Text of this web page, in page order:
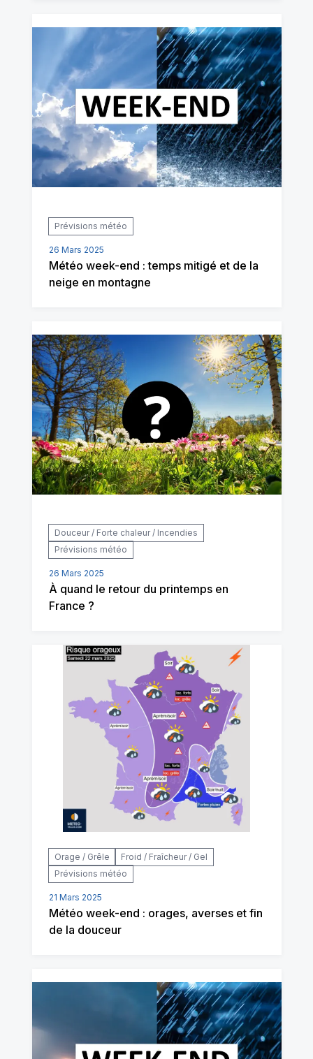
Prévisions météo
26 Mars 2025
Météo week-end : temps mitigé et de la
neige en montagne
Douceur / Forte chaleur / Incendies
Prévisions météo
26 Mars 2025
À quand le retour du printemps en
France ?
Orage / Grêle
Froid / Fraîcheur / Gel
Prévisions météo
21 Mars 2025
Météo week-end : orages, averses et fin
de la douceur